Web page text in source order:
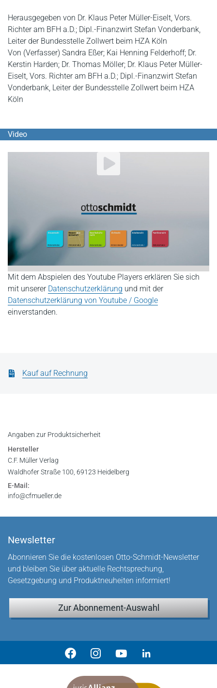
Herausgegeben von Dr. Klaus Peter Müller-Eiselt, Vors.
Richter am BFH a.D.; Dipl.-Finanzwirt Stefan Vonderbank,
Leiter der Bundesstelle Zollwert beim HZA Köln
Von (Verfasser) Sandra Eßer; Kai Henning Felderhoff; Dr.
Kerstin Harden; Dr. Thomas Möller; Dr. Klaus Peter Müller-
Eiselt, Vors. Richter am BFH a.D.; Dipl.-Finanzwirt Stefan
Vonderbank, Leiter der Bundesstelle Zollwert beim HZA
Köln
Video
Mit dem Abspielen des Youtube Players erklären Sie sich
mit unserer Datenschutzerklärung und mit der
Datenschutzerklärung von Youtube / Google
einverstanden.
Kauf auf Rechnung
Angaben zur Produktsicherheit
Hersteller
C.F. Müller Verlag
Waldhofer Straße 100, 69123 Heidelberg
E-Mail:
info@cfmueller.de
Newsletter
Abonnieren Sie die kostenlosen Otto-Schmidt-Newsletter
und bleiben Sie über aktuelle Rechtsprechung,
Gesetzgebung und Produktneuheiten informiert!
Zur Abonnement-Auswahl